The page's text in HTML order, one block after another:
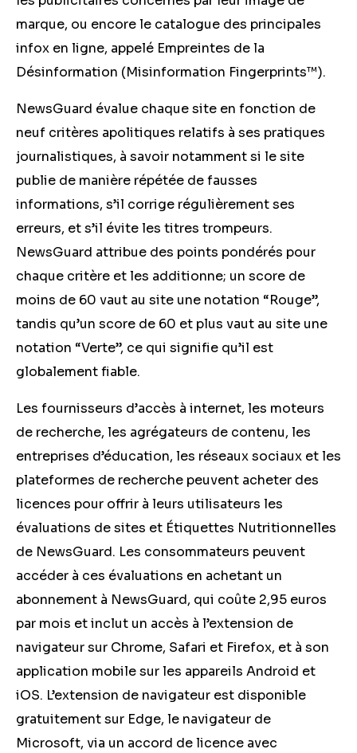
marque, ou encore le catalogue des principales
infox en ligne, appelé Empreintes de la
Désinformation (Misinformation Fingerprints™).
NewsGuard évalue chaque site en fonction de
neuf critères apolitiques relatifs à ses pratiques
journalistiques, à savoir notamment si le site
publie de manière répétée de fausses
informations, s’il corrige régulièrement ses
erreurs, et s’il évite les titres trompeurs.
NewsGuard attribue des points pondérés pour
chaque critère et les additionne; un score de
moins de 60 vaut au site une notation “Rouge”,
tandis qu’un score de 60 et plus vaut au site une
notation “Verte”, ce qui signifie qu’il est
globalement fiable.
Les fournisseurs d’accès à internet, les moteurs
de recherche, les agrégateurs de contenu, les
entreprises d’éducation, les réseaux sociaux et les
plateformes de recherche peuvent acheter des
licences pour offrir à leurs utilisateurs les
évaluations de sites et Étiquettes Nutritionnelles
de NewsGuard. Les consommateurs peuvent
accéder à ces évaluations en achetant un
abonnement à NewsGuard, qui coûte 2,95 euros
par mois et inclut un accès à l’extension de
navigateur sur Chrome, Safari et Firefox, et à son
application mobile sur les appareils Android et
iOS. L’extension de navigateur est disponible
gratuitement sur Edge, le navigateur de
Microsoft, via un accord de licence avec